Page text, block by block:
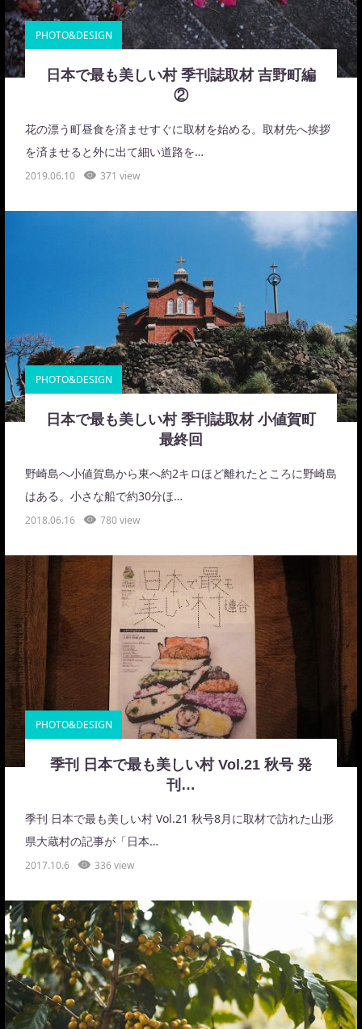
PHOTO&DESIGN
日本で最も美しい村 季刊誌取材 吉野町編
②
花の漂う町昼食を済ませすぐに取材を始める。取材先へ挨拶
を済ませると外に出て細い道路を…
2019.06.10 371 view
PHOTO&DESIGN
日本で最も美しい村 季刊誌取材 小値賀町
最終回
野崎島へ小値賀島から東へ約2キロほど離れたところに野崎島
はある。小さな船で約30分ほ…
2018.06.16 780 view
PHOTO&DESIGN
季刊 日本で最も美しい村 Vol.21 秋号 発
刊…
季刊 日本で最も美しい村 Vol.21 秋号8月に取材で訪れた山形
県大蔵村の記事が「日本…
2017.10.6 336 view